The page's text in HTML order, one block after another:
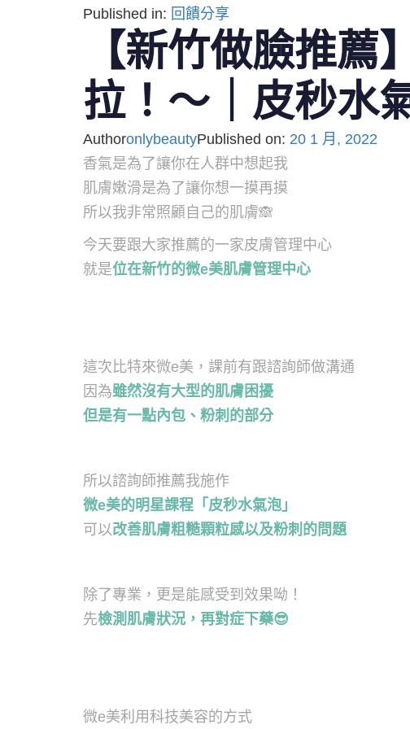
Published in: 回饋分享
【新竹做臉推
拉！～｜皮秒水
AuthoronlybeautyPublished on: 20 1 月, 2022
香氣是為了讓你在人群中想起我
肌膚嫩滑是為了讓你想一摸再摸
所以我非常照顧自己的肌膚🙈
今天要跟大家推薦的一家皮膚管理中心
就是位在新竹的微e美肌膚管理中心
這次比特來微e美，課前有跟諮詢師做溝通
因為雖然沒有大型的肌膚困擾
但是有一點內包、粉刺的部分
所以諮詢師推薦我施作
微e美的明星課程「皮秒水氣泡」
可以改善肌膚粗糙顆粒感以及粉刺的問題
除了專業，更是能感受到效果呦！
先檢測肌膚狀況，再對症下藥😎
微e美利用科技美容的方式